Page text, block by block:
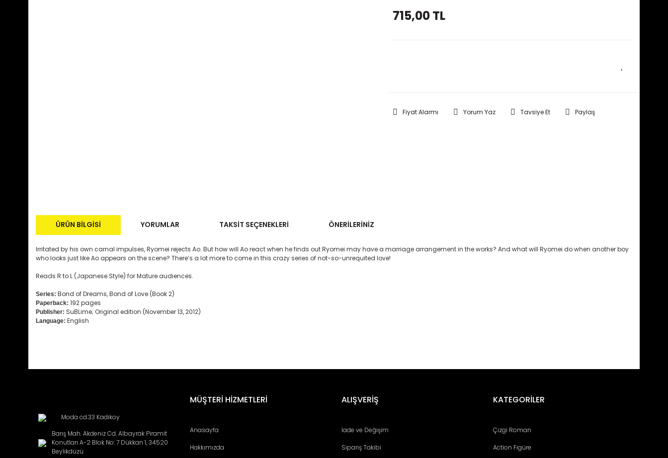
715,00 TL
Fiyat Alarmı Yorum Yaz Tavsiye Et Paylaş
ÜRÜN BILGISI YORUMLAR TAKSIT SEÇENEKLERI ÖNERILERINIZ
Irritated by his own carnal impulses, Ryomei rejects Ao. But how will Ao react when he finds out Ryomei may have a marriage arrangement in the works? And what will Ryomei do when another boy
who looks just like Ao appears on the scene? There’s a lot more to come in this crazy series of not-so-unrequited love!
Reads R to L (Japanese Style) for Mature audiences.
Series: Bond of Dreams, Bond of Love (Book 2)
Paperback: 192 pages
Publisher: SuBLime; Original edition (November 13, 2012)
Language: English
Yorum Yaz
Görüş ve önerileriniz için teşekkür ederiz.
Ürün bilgilerinde hatalar bulunuyor.
Ürün fiyatı diğer sitelerden daha pahalı.
Bu ürüne benzer farklı alternatifler olmalı.
Moda cd.33 Kadikoy
Barış Mah. Akdeniz Cd. Albayrak Piramit
Konutları A-2 Blok No: 7 Dükkan 1, 34520
Beylikdüzü
MÜŞTERİ HİZMETLERİ
Anasayfa
Hakkımızda
ALIŞVERİŞ
İade ve Değişim
Sipariş Takibi
KATEGORİLER
Çizgi Roman
Action Figüre